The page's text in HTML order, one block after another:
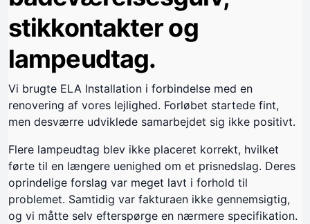
stikkontakter og
lampeudtag.
Vi brugte ELA Installation i forbindelse med en
renovering af vores lejlighed. Forløbet startede fint,
men desværre udviklede samarbejdet sig ikke positivt.
Flere lampeudtag blev ikke placeret korrekt, hvilket
førte til en længere uenighed om et prisnedslag. Deres
oprindelige forslag var meget lavt i forhold til
problemet. Samtidig var fakturaen ikke gennemsigtig,
og vi måtte selv efterspørge en nærmere specifikation.